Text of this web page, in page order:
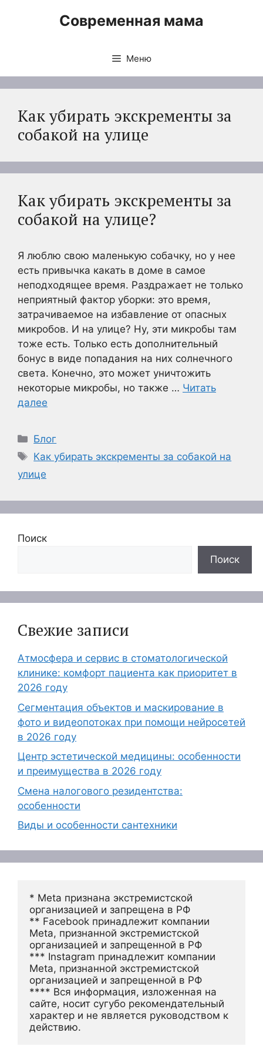
Современная мама
Меню
Как убирать экскременты за
собакой на улице
Как убирать экскременты за
собакой на улице?
Я люблю свою маленькую собачку, но у нее
есть привычка какать в доме в самое
неподходящее время. Раздражает не только
неприятный фактор уборки: это время,
затрачиваемое на избавление от опасных
микробов. И на улице? Ну, эти микробы там
тоже есть. Только есть дополнительный
бонус в виде попадания на них солнечного
света. Конечно, это может уничтожить
некоторые микробы, но также … Читать
далее
Рубрики
Блог
Метки
Как убирать экскременты за собакой на
улице
Поиск
Поиск
Свежие записи
Атмосфера и сервис в стоматологической
клинике: комфорт пациента как приоритет в
2026 году
Сегментация объектов и маскирование в
фото и видеопотоках при помощи нейросетей
в 2026 году
Центр эстетической медицины: особенности
и преимущества в 2026 году
Смена налогового резидентства:
особенности
Виды и особенности сантехники
* Meta признана экстремистской
организацией и запрещена в РФ
** Facebook принадлежит компании
Meta, признанной экстремистской
организацией и запрещенной в РФ
*** Instagram принадлежит компании
Meta, признанной экстремистской
организацией и запрещенной в РФ
**** Вся информация, изложенная на
сайте, носит сугубо рекомендательный
характер и не является руководством к
действию.